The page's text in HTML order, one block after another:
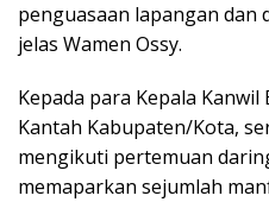
penguasaan lapangan dan
jelas Wamen Ossy.
Kepada para Kepala Kanwil
Kantah Kabupaten/Kota,
mengikuti pertemuan
memaparkan sejumlah